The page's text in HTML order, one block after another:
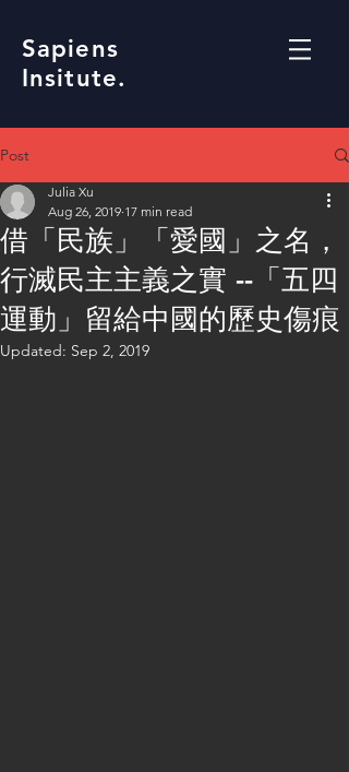
Sapiens
Insitute.
Post
借「民族」「愛國」之名，
行滅民主主義之實 --「五四
運動」留給中國的歷史傷痕
Julia Xu
Aug 26, 2019 17 min read
Updated: Sep 2, 2019